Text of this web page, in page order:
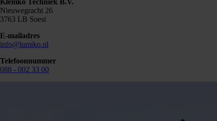
Klemko Techniek B.V.
Nieuwegracht 26
3763 LB Soest
E-mailadres
info@lumiko.nl
Telefoonnummer
088 - 002 33 00